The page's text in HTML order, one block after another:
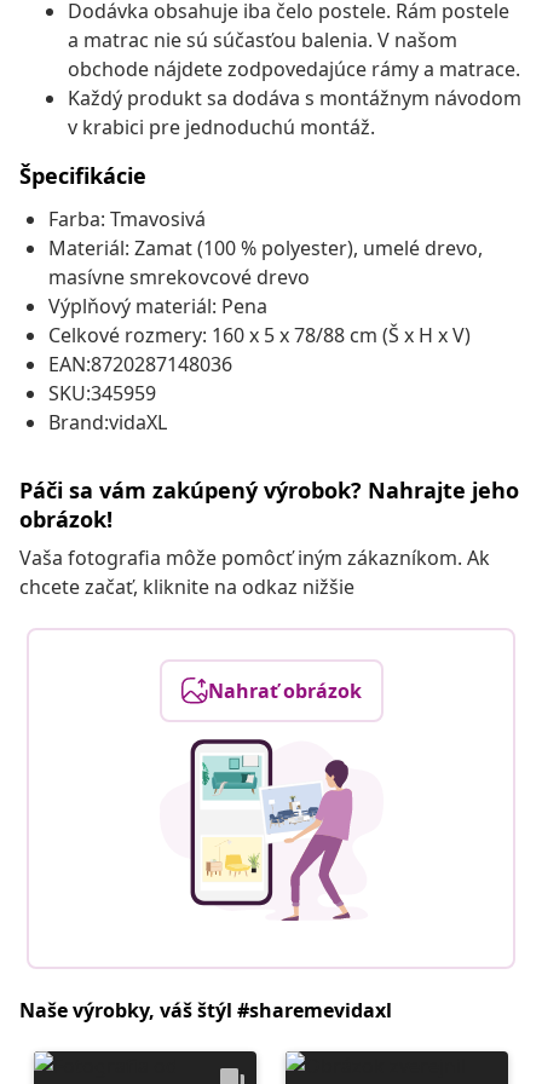
Dodávka obsahuje iba čelo postele. Rám postele
a matrac nie sú súčasťou balenia. V našom
obchode nájdete zodpovedajúce rámy a matrace.
Každý produkt sa dodáva s montážnym návodom
v krabici pre jednoduchú montáž.
Špecifikácie
Farba: Tmavosivá
Materiál: Zamat (100 % polyester), umelé drevo,
masívne smrekovcové drevo
Výplňový materiál: Pena
Celkové rozmery: 160 x 5 x 78/88 cm (Š x H x V)
EAN:8720287148036
SKU:345959
Brand:vidaXL
Páči sa vám zakúpený výrobok? Nahrajte jeho
obrázok!
Vaša fotografia môže pomôcť iným zákazníkom. Ak
chcete začať, kliknite na odkaz nižšie
Nahrať obrázok
Naše výrobky, váš štýl #sharemevidaxl